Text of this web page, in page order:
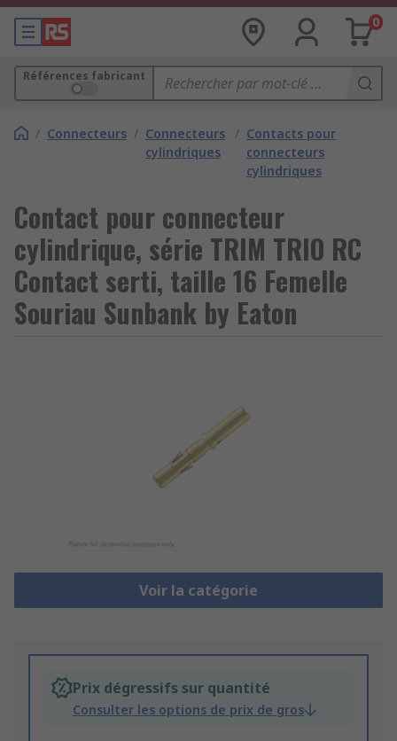
0
Références fabricant
/ Connecteurs / Connecteurs
cylindriques
/ Contacts pour
connecteurs
cylindriques
Contact pour connecteur
cylindrique, série TRIM TRIO RC
Contact serti, taille 16 Femelle
Souriau Sunbank by Eaton
Voir la catégorie
Prix dégressifs sur quantité
Consulter les options de prix de gros